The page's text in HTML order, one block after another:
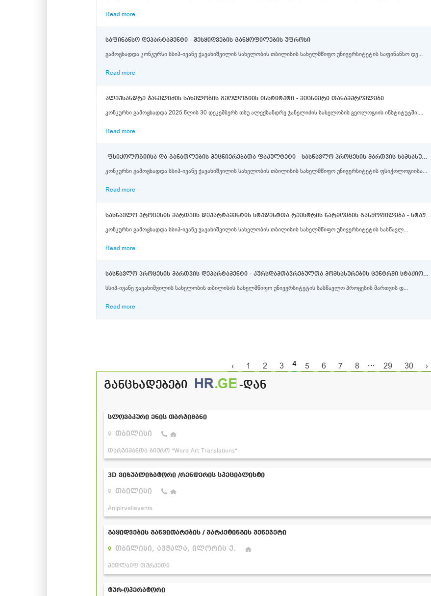
Read more
საფინანსო დეპარტამენტი - შესყიდვების განყოფილების უფროსი
გამოცხადდა კონკურსი სსიპ-ივანე ჯავახიშვილის სახელობის თბილისის სახელმწიფო უნივერსიტეტის საფინანსო დე...
Read more
ალექსანდრე ჯანელიძის სახელობის გეოლოგიის ინსტიტუტი - მეცნიერი თანამშრომლები
კონკურსი გამოცხადდა 2025 წლის 30 დეკემბერს თსუ ალექსანდრე ჯანელიძის სახელობის გეოლოგიის ინსტიტუტში:...
Read more
ფსიქოლოგიისა და განათლების მეცნიერებათა ფაკულტეტი - სასწავლო პროცესის მართვის სამსახური - მთავარი სპეციალისტი (II კატეგორია)
კონკურსი გამოცხადდა სსიპ-ივანე ჯავახიშვილის სახელობის თბილისის სახელმწიფო უნივერსიტეტის ფსიქოლოგიისა...
Read more
სასწავლო პროცესის მართვის დეპარტამენტის სტუდენტთა რეესტრის წარმოების განყოფილება - სტაჟიორი
კონკურსი გამოცხადდა სსიპ-ივანე ჯავახიშვილის სახელობის თბილისის სახელმწიფო უნივერსიტეტის სასწავლ...
Read more
სასწავლო პროცესის მართვის დეპარტამენტი - კურსდამთავრებულთა მომსახურების ცენტრში სტაჟიორი
სსიპ-ივანე ჯავახიშვილის სახელობის თბილისის სახელმწიფო უნივერსიტეტის სასწავლო პროცესის მართვის დ...
Read more
‹ 1 2 3 4 5 6 7 8 ... 29 30 ›